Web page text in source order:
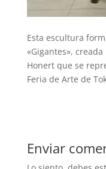
Esta escultura
«Gigantes»,
Honert que se
Feria de Arte de
Enviar